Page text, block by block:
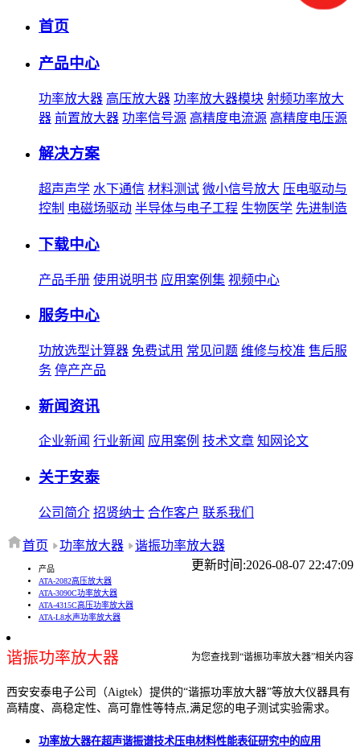
首页
产品中心
功率放大器 高压放大器 功率放大器模块 射频功率放大
器 前置放大器 功率信号源 高精度电流源 高精度电压源
解决方案
超声声学 水下通信 材料测试 微小信号放大 压电驱动与
控制 电磁场驱动 半导体与电子工程 生物医学 先进制造
下载中心
产品手册 使用说明书 应用案例集 视频中心
服务中心
功放选型计算器 免费试用 常见问题 维修与校准 售后服
务 停产产品
新闻资讯
企业新闻 行业新闻 应用案例 技术文章 知网论文
关于安泰
公司简介 招贤纳士 合作客户 联系我们
首页 功率放大器
谐振功率放大器
更新时间:2026-08-07 22:47:09
产品
ATA-2082高压放大器
ATA-3090C功率放大器
ATA-4315C高压功率放大器
ATA-L8水声功率放大器
谐振功率放大器 为您查找到“谐振功率放大器”相关内容
西安安泰电子公司（Aigtek）提供的“谐振功率放大器”等放大仪器具有
高精度、高稳定性、高可靠性等特点,满足您的电子测试实验需求。
功率放大器​在超声谐振谱技术压电材料性能表征研究中的应用